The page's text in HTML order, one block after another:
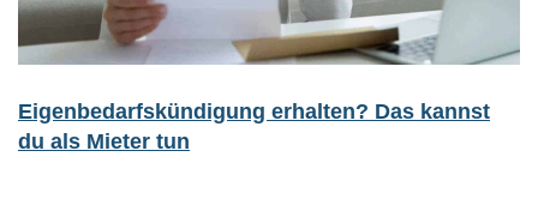
Eigenbedarfskündigung erhalten? Das kannst
du als Mieter tun